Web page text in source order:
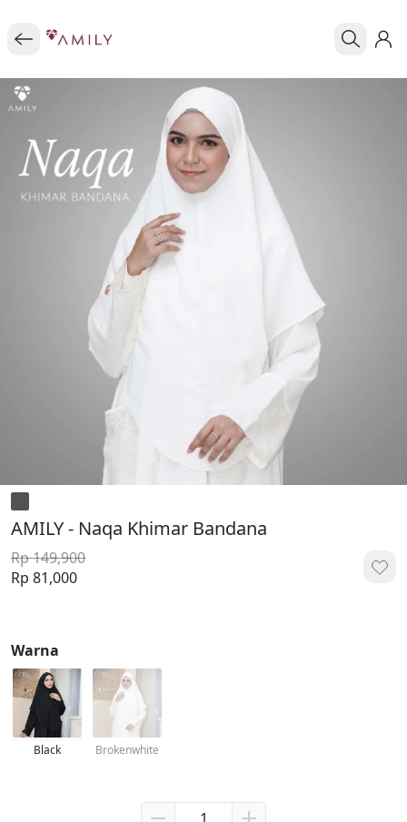
AMILY - Naqa Khimar Bandana
Rp 149,900
Rp 81,000
Warna
Black Brokenwhite